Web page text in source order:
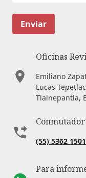
Enviar
Oficinas
Emiliano
Lucas
Tlalnepantla,
Conmutador
(55) 5362 1501
Para